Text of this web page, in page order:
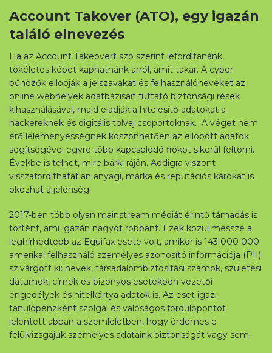
Account Takover (ATO), egy igazán
találó elnevezés
Ha az Account Takeovert szó szerint lefordítanánk,
tökéletes képet kaphatnánk arról, amit takar. A cyber
bűnözők ellopják a jelszavakat és felhasználóneveket az
online webhelyek adatbázisait futtató biztonsági rések
kihasználásával, majd eladják a hitelesítő adatokat a
hackereknek és digitális tolvaj csoportoknak. A véget nem
érő leleményességnek köszönhetően az ellopott adatok
segítségével egyre több kapcsolódó fiókot sikerül feltörni.
Évekbe is telhet, mire bárki rájön. Addigra viszont
visszafordíthatatlan anyagi, márka és reputációs károkat is
okozhat a jelenség.
2017-ben több olyan mainstream médiát érintő támadás is
történt, ami igazán nagyot robbant. Ezek közül messze a
leghírhedtebb az Equifax esete volt, amikor is 143 000 000
amerikai felhasználó személyes azonosító információja (PII)
szivárgott ki: nevek, társadalombiztosítási számok, születési
dátumok, címek és bizonyos esetekben vezetői
engedélyek és hitelkártya adatok is. Az eset igazi
tanulópénzként szolgál és valóságos fordulópontot
jelentett abban a szemléletben, hogy érdemes e
felülvizsgájuk személyes adataink biztonságát vagy sem.